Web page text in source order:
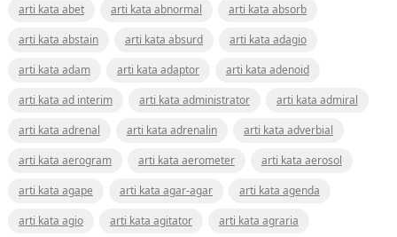
arti kata abet
arti kata abnormal
arti kata absorb
arti kata abstain
arti kata absurd
arti kata adagio
arti kata adam
arti kata adaptor
arti kata adenoid
arti kata ad interim
arti kata administrator
arti kata admiral
arti kata adrenal
arti kata adrenalin
arti kata adverbial
arti kata aerogram
arti kata aerometer
arti kata aerosol
arti kata agape
arti kata agar-agar
arti kata agenda
arti kata agio
arti kata agitator
arti kata agraria